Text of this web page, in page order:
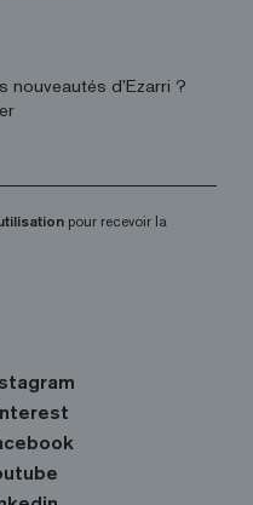
d’Ezarri ?
pour recevoir la